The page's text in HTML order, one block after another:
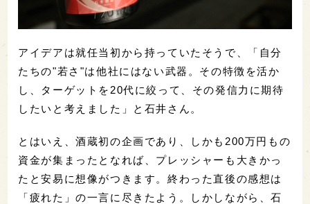
アイデアは就任当初から持っていたそうで、「自分
たちの"若さ"は他社にはない武器。その特徴を活か
し、ターゲットを20代に絞って、その発信力に期待
したいと考えました」と石井さん。
とはいえ、酒蔵初の企画であり、しかも200万円もの
資金が集まったとなれば、プレッシャーも大きかっ
たと安易に想像がつきます。終わった直後の感想は
「疲れた」の一言に尽きたよう。しかしながら、石